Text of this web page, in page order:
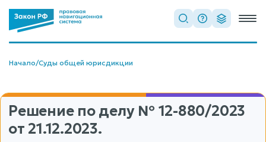
Начало/Суды общей юрисдикции
Решение по делу № 12-880/2023
от 21.12.2023.